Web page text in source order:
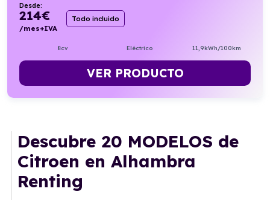
Desde:
214€
/mes+IVA
Todo incluido
8cv Eléctrico 11,9kWh/100km
VER PRODUCTO
Descubre 20 MODELOS de
Citroen en Alhambra
Renting